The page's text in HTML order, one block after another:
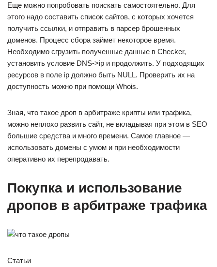
Еще можно попробовать поискать самостоятельно. Для
этого надо составить список сайтов, с которых хочется
получить ссылки, и отправить в парсер брошенных
доменов. Процесс сбора займет некоторое время.
Необходимо сгрузить полученные данные в Checker,
установить условие DNS->ip и продолжить. У подходящих
ресурсов в поле ip должно быть NULL. Проверить их на
доступность можно при помощи Whois.
Зная, что такое дроп в арбитраже крипты или трафика,
можно неплохо развить сайт, не вкладывая при этом в SEO
большие средства и много времени. Самое главное —
использовать домены с умом и при необходимости
оперативно их перепродавать.
Покупка и использование
дропов в арбитраже трафика
Статьи